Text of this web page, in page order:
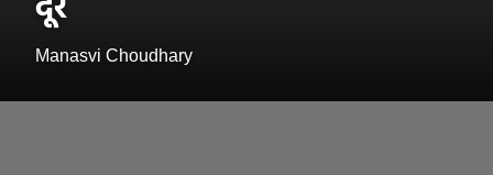
Manasvi Choudhary